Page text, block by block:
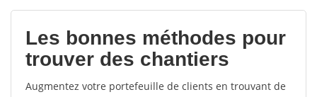
votes
Les bonnes méthodes pour
trouver des chantiers
Augmentez votre portefeuille de clients en trouvant de